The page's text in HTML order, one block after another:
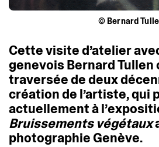
© Bernard
Cettevisited’atelier
genevois BernardTullen
traverséededeux
créationde l’artiste,qui
actuellementà
Bruissements végétaux
photographie Genève.